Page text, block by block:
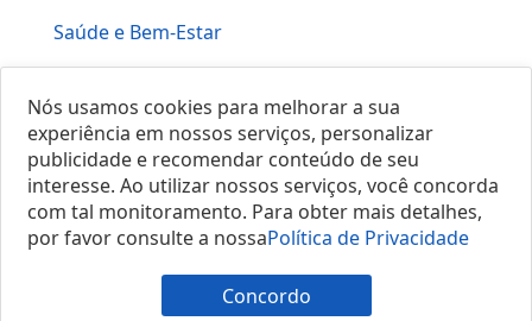
Saúde e Bem-Estar
© 2025 Locais do Brasil
Nós usamos cookies para melhorar a sua
experiência em nossos serviços, personalizar
publicidade e recomendar conteúdo de seu
interesse. Ao utilizar nossos serviços, você concorda
com tal monitoramento. Para obter mais detalhes,
por favor consulte a nossaPolítica de Privacidade
Concordo